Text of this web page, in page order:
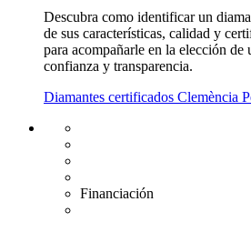
Descubra como identificar un
de sus características, calidad y
para acompañarle en la elección de
confianza y transparencia.
Diamantes certificados Clemència
Financiación